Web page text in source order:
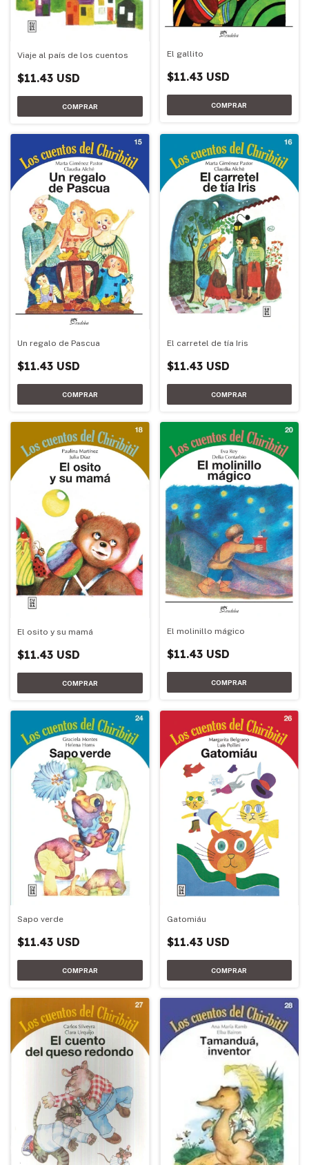
Viaje al país de los cuentos
$11.43 USD
El gallito
$11.43 USD
Un regalo de Pascua
$11.43 USD
El carretel de tía Iris
$11.43 USD
El osito y su mamá
$11.43 USD
El molinillo mágico
$11.43 USD
Sapo verde
$11.43 USD
Gatomiáu
$11.43 USD